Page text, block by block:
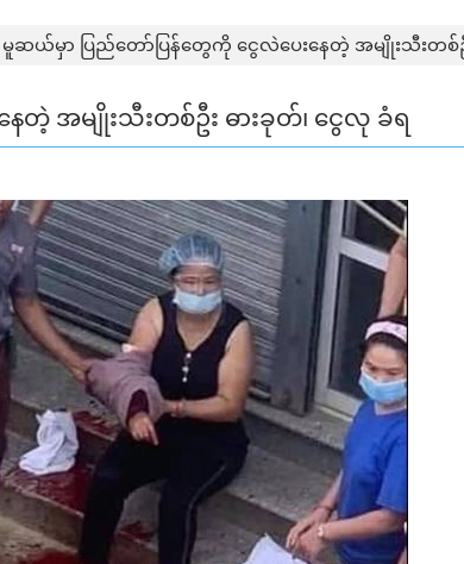
မူဆယ်မှာ ပြည်တော်ပြန်တွေကို ငွေလဲပေးနေတဲ့ အမျိုးသီးတစ်ဦ
တဲ့ အမျိုးသီးတစ်ဦး ဓားခုတ်၊ ငွေလု ခံရ